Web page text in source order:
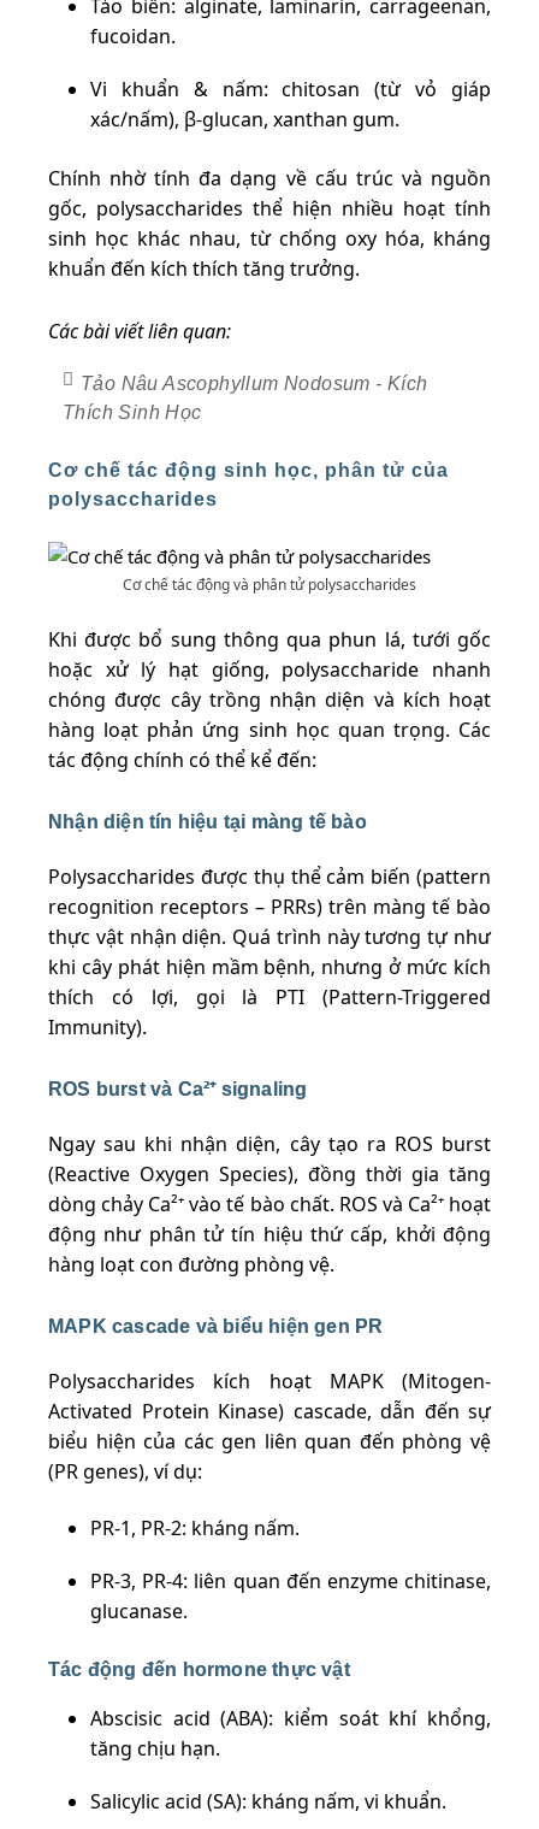
Tảo biển: alginate, laminarin, carrageenan,
fucoidan.
Vi khuẩn & nấm: chitosan (từ vỏ giáp
xác/nấm), β-glucan, xanthan gum.
Chính nhờ tính đa dạng về cấu trúc và nguồn
gốc, polysaccharides thể hiện nhiều hoạt tính
sinh học khác nhau, từ chống oxy hóa, kháng
khuẩn đến kích thích tăng trưởng.
Các bài viết liên quan:
Tảo Nâu Ascophyllum Nodosum - Kích
Thích Sinh Học
Cơ chế tác động sinh học, phân tử của
polysaccharides
Cơ chế tác động và phân tử polysaccharides
Khi được bổ sung thông qua phun lá, tưới gốc
hoặc xử lý hạt giống, polysaccharide nhanh
chóng được cây trồng nhận diện và kích hoạt
hàng loạt phản ứng sinh học quan trọng. Các
tác động chính có thể kể đến:
Nhận diện tín hiệu tại màng tế bào
Polysaccharides được thụ thể cảm biến (pattern
recognition receptors – PRRs) trên màng tế bào
thực vật nhận diện. Quá trình này tương tự như
khi cây phát hiện mầm bệnh, nhưng ở mức kích
thích có lợi, gọi là PTI (Pattern-Triggered
Immunity).
ROS burst và Ca²⁺ signaling
Ngay sau khi nhận diện, cây tạo ra ROS burst
(Reactive Oxygen Species), đồng thời gia tăng
dòng chảy Ca²⁺ vào tế bào chất. ROS và Ca²⁺ hoạt
động như phân tử tín hiệu thứ cấp, khởi động
hàng loạt con đường phòng vệ.
MAPK cascade và biểu hiện gen PR
Polysaccharides kích hoạt MAPK (Mitogen-
Activated Protein Kinase) cascade, dẫn đến sự
biểu hiện của các gen liên quan đến phòng vệ
(PR genes), ví dụ:
PR-1, PR-2: kháng nấm.
PR-3, PR-4: liên quan đến enzyme chitinase,
glucanase.
Tác động đến hormone thực vật
Abscisic acid (ABA): kiểm soát khí khổng,
tăng chịu hạn.
Salicylic acid (SA): kháng nấm, vi khuẩn.